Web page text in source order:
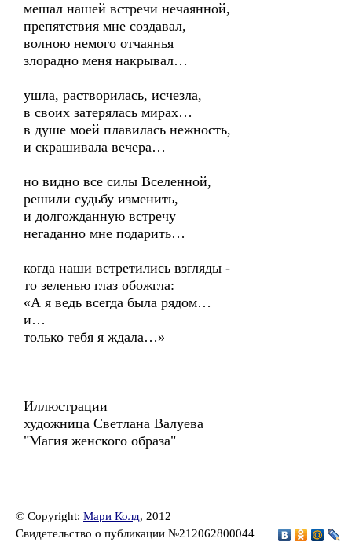
мешал нашей встречи нечаянной,
препятствия мне создавал,
волною немого отчаянья
злорадно меня накрывал…
ушла, растворилась, исчезла,
в своих затерялась мирах…
в душе моей плавилась нежность,
и скрашивала вечера…
но видно все силы Вселенной,
решили судьбу изменить,
и долгожданную встречу
негаданно мне подарить…
когда наши встретились взгляды -
то зеленью глаз обожгла:
«А я ведь всегда была рядом…
и…
только тебя я ждала…»
Иллюстрации
художница Светлана Валуева
"Магия женского образа"
© Copyright: Мари Колд, 2012
Свидетельство о публикации №212062800044